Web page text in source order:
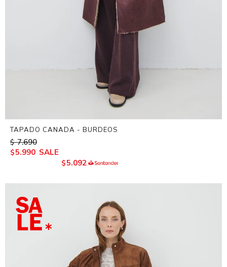
TAPADO CANADA - BURDEOS
$ 7.690
$5.990
$5.092